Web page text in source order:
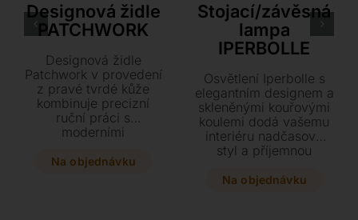
Designová židle
PATCHWORK
Designová židle
Patchwork v provedení
z pravé tvrdé kůže
kombinuje precizní
ruční práci s
moderními
Airnova. Vyberte si z
Na objednávku
Stojací/závěsná
lampa
IPERBOLLE
Osvětlení Iperbolle s
elegantním designem a
skleněnými kouřovými
koulemi dodá vašemu
interiéru nadčasový
styl a příjemnou
mezi subtilní stojací
Na objednávku